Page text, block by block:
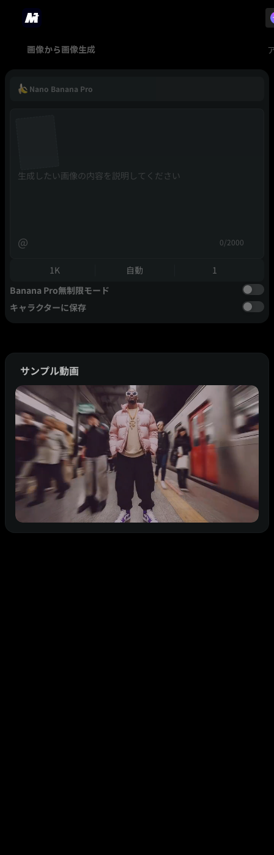
画像から画像生成
Nano Banana Pro
@ 0/2000
1K 自動
1
Banana Pro無制限モード
キャラクターに保存
サンプル動画